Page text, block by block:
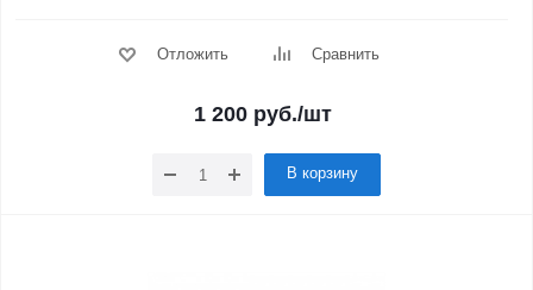
Отложить Сравнить
1 200руб./шт
В корзину